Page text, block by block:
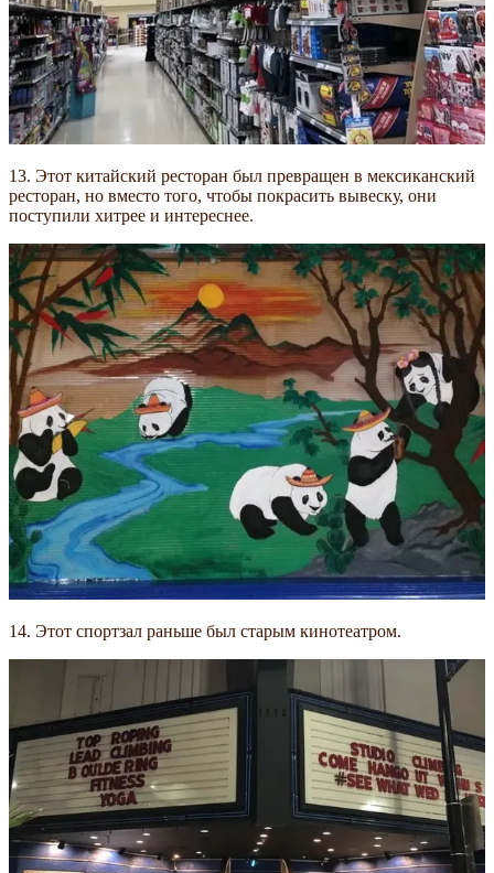
13. Этот китайский ресторан был превращен в мексиканский
ресторан, но вместо того, чтобы покрасить вывеску, они
поступили хитрее и интереснее.
14. Этот спортзал раньше был старым кинотеатром.